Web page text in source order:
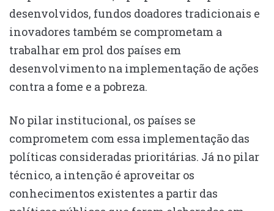
desenvolvidos, fundos doadores tradicionais e
inovadores também se comprometam a
trabalhar em prol dos países em
desenvolvimento na implementação de ações
contra a fome e a pobreza.
No pilar institucional, os países se
comprometem com essa implementação das
políticas consideradas prioritárias. Já no pilar
técnico, a intenção é aproveitar os
conhecimentos existentes a partir das